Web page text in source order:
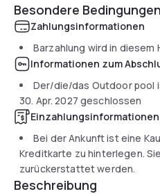
Besondere Bedingungen
Zahlungsinformationen
Barzahlung wird in
Informationen zum
Der/die/das Outdoor pool
30. Apr. 2027 geschlossen
Einzahlungsinformationen
Bei der Ankunft ist eine
Kreditkarte zu hinterlegen.
zurückerstattet werden.
Beschreibung